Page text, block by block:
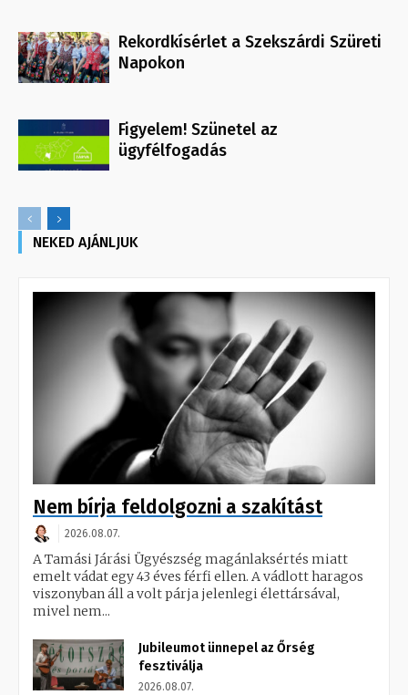
Rekordkísérlet a Szekszárdi Szüreti
Napokon
Figyelem! Szünetel az
ügyfélfogadás
NEKED AJÁNLJUK
Nem bírja feldolgozni a szakítást
2026.08.07.
A Tamási Járási Ügyészség magánlaksértés miatt
emelt vádat egy 43 éves férfi ellen. A vádlott haragos
viszonyban áll a volt párja jelenlegi élettársával,
mivel nem...
Jubileumot ünnepel az Őrség
fesztiválja
2026.08.07.